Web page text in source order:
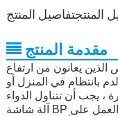
المنتجتفاصيل المنتج
مقدمة المنتج
يعانون من ارتفاع
بانتظام في المنزل أو
آلة شاشة BP الرقمية مضغوطة وتلقائيًا بالكامل على العمل على